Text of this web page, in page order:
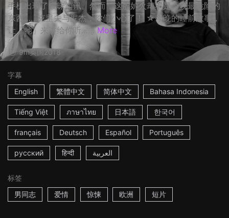
手机出现了暧昧简讯。然而，这股妒火却不是今晚最危险的
东西……克里夫与罗杰，你们小心了！ ☆今晚的睡前故事，
让「牠」来讲给你听…… More
9m英国2018
字幕
English
繁體中文 简体中文 Bahasa Indonesia
Tiếng Việt ภาษาไทย 日本語 한국어
français Deutsch Español Português
русский हिन्दी العربية
标签
男同志
爱情 惊悚 欧洲 短片